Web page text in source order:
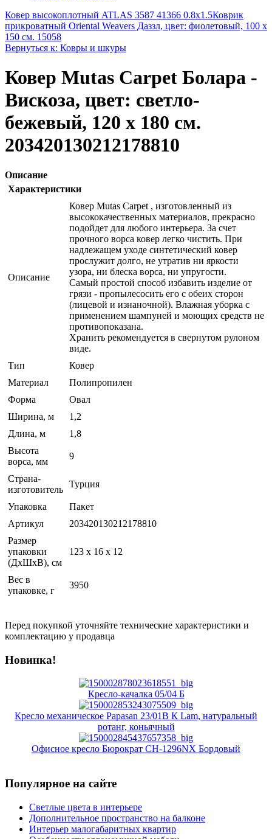
Ковер высокоплотный ATLAS 3587 41366 0.8x1.5Коврик
прикроватный Oriental Weavers Дaззл, цвет: фиолетовый, 100 х
150 см. 15058
Вернуться к: Ковры и шкуры
Ковер Mutas Carpet Болара -
Вискозa, цвет: светло-
бежевый, 120 х 180 см.
203420130212178810
Описание
Характеристики
Описание
Ковер Mutas Carpet , изготовленный из
высококачественных материалов, прекрасно
подойдет для любого интерьера. За счет
прочного ворса ковер легко чистить. При
надлежащем уходе синтетический ковер
прослужит долго, не утратив ни яркости
узора, ни блеска ворса, ни упругости.
Самый простой способ избавить изделие от
грязи - пропылесосить его с обеих сторон
(лицевой и изнаночной). Влажная уборка с
применением шампуней и моющих средств не
противопоказана.
Хранить рекомендуется в свернутом рулоном
виде.
Тип
Ковер
Материал
Полипропилен
Форма
Овал
Ширина, м
1,2
Длина, м
1,8
Высота
ворса, мм
9
Страна-
изготовитель
Турция
Упаковка
Пакет
Артикул
203420130212178810
Размер
упаковки
(ДхШхВ), см
123 x 16 x 12
Вес в
упаковке, г
3950
Перед покупкой уточняйте технические характеристики и
комплектацию у продавца
Новинка!
Кресло-качалка 05/04 Б
Кресло механическое Papasan 23/01В К Lam, натуральный
ротанг, коньячный
Офисное кресло Бюрократ CH-1296NX Бордовый
Популярное на сайте
Светлые цвета в интерьере
Дополнительное пространство на балконе
Интерьер малогабаритных квартир